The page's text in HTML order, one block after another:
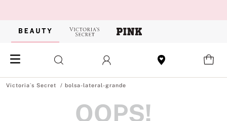
bolsa-lateral-grande
OOPS!